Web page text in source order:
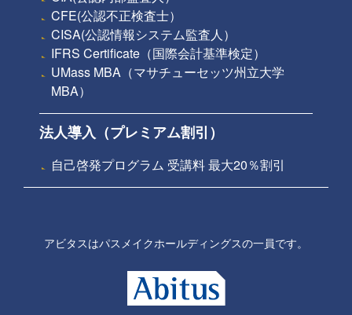
CFE(公認不正検査士）
CISA(公認情報システム監査人）
IFRS Certificate（国際会計基準検定）
UMass MBA（マサチューセッツ州立大学
MBA）
法人導入（プレミアム割引）
自己啓発プログラム 受講料 最大20％割引
アビタスはパスメイクホールディングスの一員です。